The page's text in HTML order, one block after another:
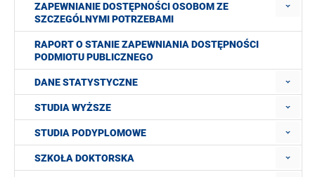
ZAPEWNIANIE DOSTĘPNOŚCI OSOBOM ZE
SZCZEGÓLNYMI POTRZEBAMI
RAPORT O STANIE ZAPEWNIANIA DOSTĘPNOŚCI
PODMIOTU PUBLICZNEGO
DANE STATYSTYCZNE
STUDIA WYŻSZE
STUDIA PODYPLOMOWE
SZKOŁA DOKTORSKA